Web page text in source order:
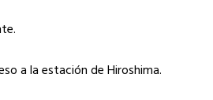
a la estación de Hiroshima.